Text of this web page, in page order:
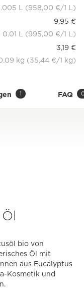
L (958,00 €/1 L)
9,95 €
0.01 L (995,00 €/1 L)
3,19 €
kg (35,44 €/1 kg)
1 FAQ
bio von
Öl mit
aus Eucalyptus
Kosmetik und